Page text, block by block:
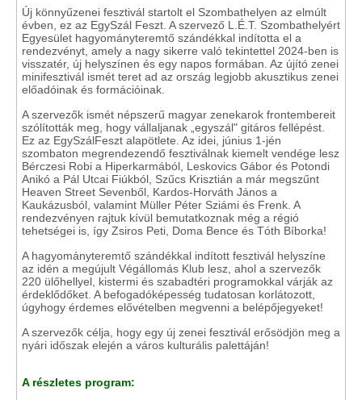
Új könnyűzenei fesztivál startolt el Szombathelyen az elmúlt
évben, ez az EgySzál Feszt. A szervező L.É.T. Szombathelyért
Egyesület hagyományteremtő szándékkal indította el a
rendezvényt, amely a nagy sikerre való tekintettel 2024-ben is
visszatér, új helyszínen és egy napos formában. Az újító zenei
minifesztivál ismét teret ad az ország legjobb akusztikus zenei
előadóinak és formációinak.
A szervezők ismét népszerű magyar zenekarok frontembereit
szólították meg, hogy vállaljanak „egyszál" gitáros fellépést.
Ez az EgySzálFeszt alapötlete. Az idei, június 1-jén
szombaton megrendezendő fesztiválnak kiemelt vendége lesz
Bérczesi Robi a Hiperkarmából, Leskovics Gábor és Potondi
Anikó a Pál Utcai Fiúkból, Szűcs Krisztián a már megszűnt
Heaven Street Sevenből, Kardos-Horváth János a
Kaukázusból, valamint Müller Péter Sziámi és Frenk. A
rendezvényen rajtuk kívül bemutatkoznak még a régió
tehetségei is, így Zsiros Peti, Doma Bence és Tóth Bíborka!
A hagyományteremtő szándékkal indított fesztivál helyszíne
az idén a megújult Végállomás Klub lesz, ahol a szervezők
220 ülőhellyel, kistermi és szabadtéri programokkal várják az
érdeklődőket. A befogadóképesség tudatosan korlátozott,
úgyhogy érdemes elővételben megvenni a belépőjegyeket!
A szervezők célja, hogy egy új zenei fesztivál erősödjön meg a
nyári időszak elején a város kulturális palettáján!
A részletes program: